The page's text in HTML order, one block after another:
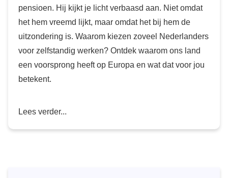
pensioen. Hij kijkt je licht verbaasd aan. Niet omdat
het hem vreemd lijkt, maar omdat het bij hem de
uitzondering is. Waarom kiezen zoveel Nederlanders
voor zelfstandig werken? Ontdek waarom ons land
een voorsprong heeft op Europa en wat dat voor jou
betekent.
Lees verder...